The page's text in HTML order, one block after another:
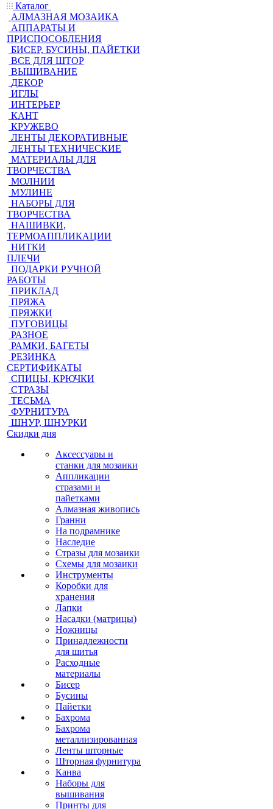
Каталог
АЛМАЗНАЯ МОЗАИКА
АППАРАТЫ И
ПРИСПОСОБЛЕНИЯ
БИСЕР, БУСИНЫ, ПАЙЕТКИ
ВСЕ ДЛЯ ШТОР
ВЫШИВАНИЕ
ДЕКОР
ИГЛЫ
ИНТЕРЬЕР
КАНТ
КРУЖЕВО
ЛЕНТЫ ДЕКОРАТИВНЫЕ
ЛЕНТЫ ТЕХНИЧЕСКИЕ
МАТЕРИАЛЫ ДЛЯ
ТВОРЧЕСТВА
МОЛНИИ
МУЛИНЕ
НАБОРЫ ДЛЯ
ТВОРЧЕСТВА
НАШИВКИ,
ТЕРМОАППЛИКАЦИИ
НИТКИ
ПЛЕЧИ
ПОДАРКИ РУЧНОЙ
РАБОТЫ
ПРИКЛАД
ПРЯЖА
ПРЯЖКИ
ПУГОВИЦЫ
РАЗНОЕ
РАМКИ, БАГЕТЫ
РЕЗИНКА
СЕРТИФИКАТЫ
СПИЦЫ, КРЮЧКИ
СТРАЗЫ
ТЕСЬМА
ФУРНИТУРА
ШНУР, ШНУРКИ
Скидки дня
Аксессуары и
станки для мозаики
Аппликации
стразами и
пайетками
Алмазная живопись
Гранни
На подрамнике
Наследие
Стразы для мозаики
Схемы для мозаики
Инструменты
Коробки для
хранения
Лапки
Насадки (матрицы)
Ножницы
Принадлежности
для шитья
Расходные
материалы
Бисер
Бусины
Пайетки
Бахрома
Бахрома
металлизированная
Ленты шторные
Шторная фурнитура
Канва
Наборы для
вышивания
Принты для